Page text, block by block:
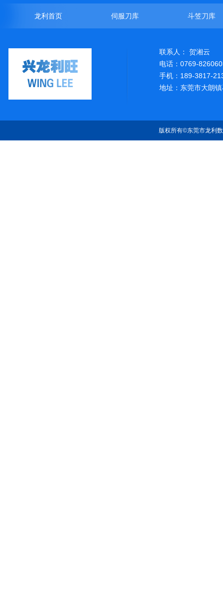
龙利首页 伺服刀库 斗笠刀库
联系人： 贺湘云
电话：0769-
手机：189-3817-
地址：东莞市大朗
版权所有©东莞市龙利